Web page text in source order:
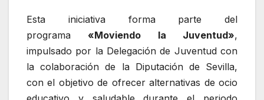
Esta iniciativa forma parte del
programa «Moviendo la Juventud»,
impulsado por la Delegación de Juventud con
la colaboración de la Diputación de Sevilla,
con el objetivo de ofrecer alternativas de ocio